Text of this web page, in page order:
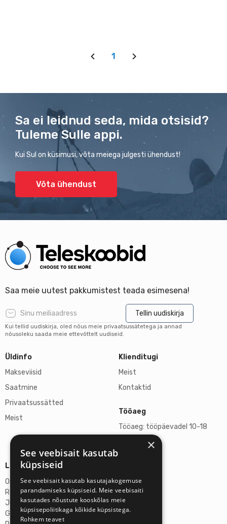
1
Sa ei leidnud seda, mida otsisid?
Tuleme Sulle appi.
Kui Sul on küsimusi, võta meiega julgesti ühendust!
Võta ühendust
Saa meie uutest pakkumistest teada esimesena!
Tellin uudiskirja
Kui tellid uudiskirja, oled nõus meie privaatsussätetega ja annad
nõusoleku saada meie ettevõttelt uudiseid.
Üldinfo
Makseviisid
Saatmine
Privaatsussätted
Meist
Klienditugi
Meist
Kontaktid
Tööaeg
Tööaeg: tööpäevadel 10-18
L, P suletud
Lisainfo
Omicron SIA
Reg-nr: 40103272028
Juriidiline aadress:
Ganibu Dambis 2A, Riia, Läti, LV-1045
×
See veebisait kasutab
küpsiseid
See veebisait kasutab kasutajakogemuse
parandamiseks küpsiseid. Meie veebisaiti
kasutades nõustute kooskõlas meie
küpsisepoliitikaga kõikide küpsistega.
Rohkem teavet